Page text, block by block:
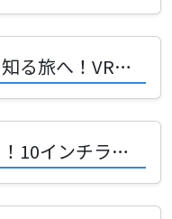
地元の「本当の発音」を知る旅へ！VRChat発の地名アクセントマップが面白い
机の上のデータセンター！10インチラックと3Dプリンタで広がるDIYの無限の楽しさ